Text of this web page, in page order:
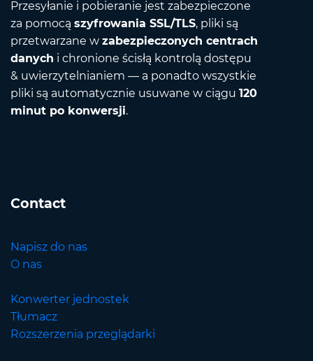
Przesyłanie i pobieranie jest zabezpieczone
za pomocą szyfrowania SSL/TLS, pliki są
przetwarzane w zabezpieczonych centrach
danych i chronione ścisłą kontrolą dostępu
& uwierzytelnianiem — a ponadto wszystkie
pliki są automatycznie usuwane w ciągu 120
minut po konwersji.
Contact
Napisz do nas
O nas
Konwerter jednostek
Tłumacz
Rozszerzenia przeglądarki